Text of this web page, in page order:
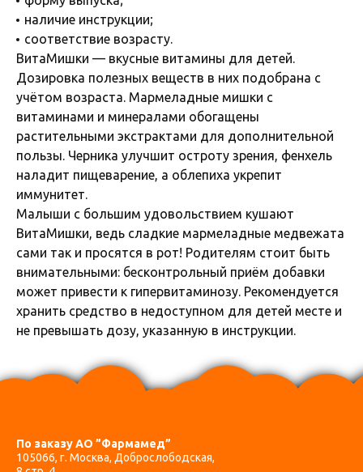
наличие инструкции;
соответствие возрасту.
ВитаМишки — вкусные витамины для детей.
Дозировка полезных веществ в них подобрана с
учётом возраста. Мармеладные мишки с
витаминами и минералами обогащены
растительными экстрактами для дополнительной
пользы. Черника улучшит остроту зрения, фенхель
наладит пищеварение, а облепиха укрепит
иммунитет.
Малыши с большим удовольствием кушают
ВитаМишки, ведь сладкие мармеладные медвежата
сами так и просятся в рот! Родителям стоит быть
внимательными: бесконтрольный приём добавки
может привести к гипервитаминозу. Рекомендуется
хранить средство в недоступном для детей месте и
не превышать дозу, указанную в инструкции.
По заказу АО ”Фармамед”
105066, г. Москва, Доброслободская,